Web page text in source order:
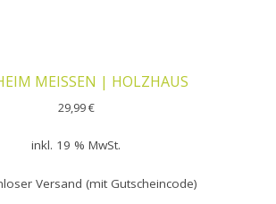
MEISSEN | HOLZHAUS
29,99€
inkl. 19 % MwSt.
Versand (mit Gutscheincode)